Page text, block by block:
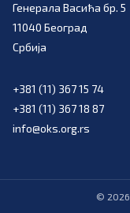
Генерала Васића бр. 5
11040 Београд
Србија
+381 (11) 367 15 74
+381 (11) 367 18 87
info@oks.org.rs
© 2026